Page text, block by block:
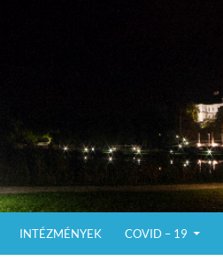
INTÉZMÉNYEK COVID – 19